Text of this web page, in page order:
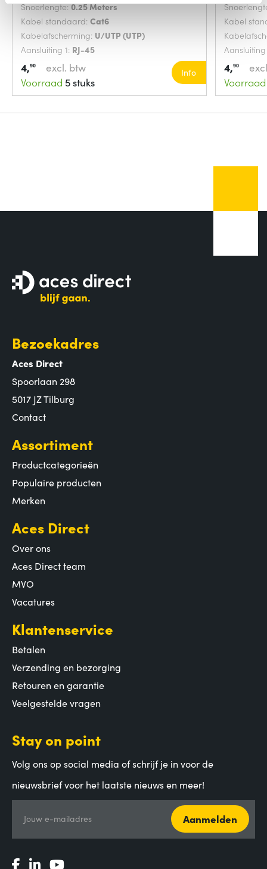
Snoerlengte:0.25 Meters
Kabel standaard: Cat6
Kabelafscherming: U/UTP (UTP)
Aansluiting 1: RJ-45
4,90
excl. btw
Voorraad 5 stuks
Info
Kabel
4,90
Voorraad
Bezoekadres
Aces Direct
Spoorlaan 298
5017 JZ Tilburg
Contact
Assortiment
Productcategorieën
Populaire producten
Merken
Aces Direct
Over ons
Aces Direct team
MVO
Vacatures
Klantenservice
Betalen
Verzending en bezorging
Retouren en garantie
Veelgestelde vragen
Stay on point
Volg ons op social media of schrijf je in voor de
nieuwsbrief voor het laatste nieuws en meer!
Jouw e-mailadres Aanmelden